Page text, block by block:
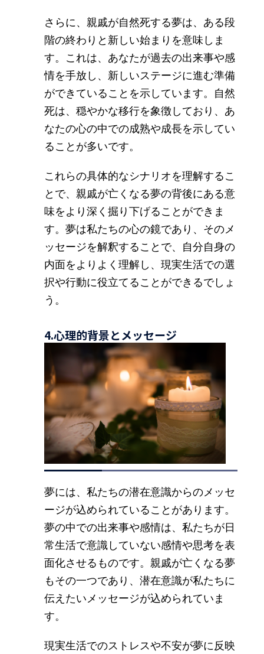
さらに、親戚が自然死する夢は、ある段
階の終わりと新しい始まりを意味しま
す。これは、あなたが過去の出来事や感
情を手放し、新しいステージに進む準備
ができていることを示しています。自然
死は、穏やかな移行を象徴しており、あ
なたの心の中での成熟や成長を示してい
ることが多いです。
これらの具体的なシナリオを理解するこ
とで、親戚が亡くなる夢の背後にある意
味をより深く掘り下げることができま
す。夢は私たちの心の鏡であり、そのメ
ッセージを解釈することで、自分自身の
内面をよりよく理解し、現実生活での選
択や行動に役立てることができるでしょ
う。
4.心理的背景とメッセージ
夢には、私たちの潜在意識からのメッセ
ージが込められていることがあります。
夢の中での出来事や感情は、私たちが日
常生活で意識していない感情や思考を表
面化させるものです。親戚が亡くなる夢
もその一つであり、潜在意識が私たちに
伝えたいメッセージが込められていま
す。
現実生活でのストレスや不安が夢に反映